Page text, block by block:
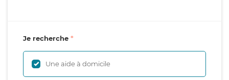
Je recherche
Une aide à domicile